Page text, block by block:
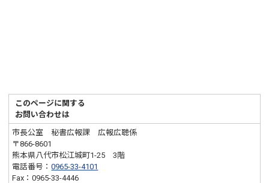
このページに関する
お問い合わせは
市長公室 秘書広報課 広報広聴係
〒866-8601
熊本県八代市松江城町1-25 3階
電話番号：0965-33-4101
Fax：0965-33-4446